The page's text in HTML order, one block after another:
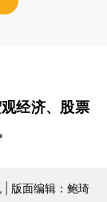
经济、股票
| 版面编辑：鲍琦